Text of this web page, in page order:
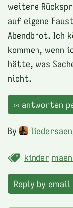
weitere
auf eigene
Abendbrot. Ich
kommen, wenn
hätte, was
nicht.
✉️ antworten
By
kinder
Reply by email